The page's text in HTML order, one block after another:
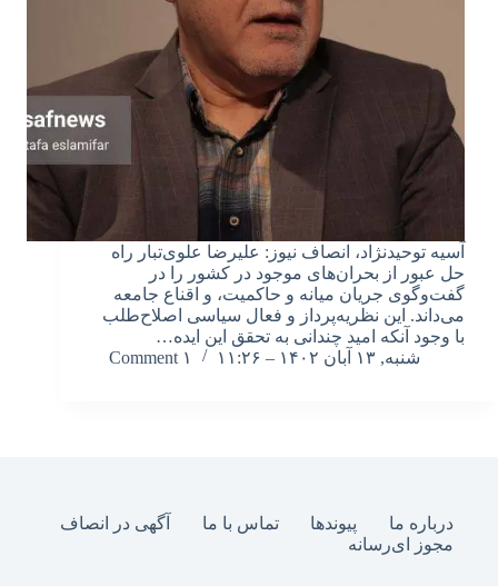
آسیه توحیدنژاد، انصاف نیوز: علیرضا علوی‌تبار راه
حل عبور از بحران‌های موجود در کشور را در
گفت‌وگوی جریان میانه و حاکمیت، و اقناع جامعه
می‌داند. این نظریه‌پرداز و فعال سیاسی اصلاح‌طلب
با وجود آنکه امید چندانی به تحقق این ایده…
شنبه, ۱۳ آبان ۱۴۰۲ – ۱۱:۲۶
۱ Comment
درباره ما پیوندها تماس با ما
آگهی در انصاف
مجوز ای‌رسانه